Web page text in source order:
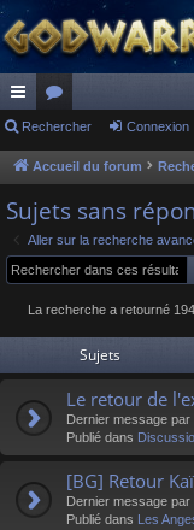
ac
co
ur
ci
s
or
u
s
Rechercher Connexion
Accueil du forum
Sujets sans
Aller sur la recherche
La recherche a retourné
Sujets
Le retour de
Dernier message par
Publié dans
[BG] Retour
Dernier message par
Publié dans Les